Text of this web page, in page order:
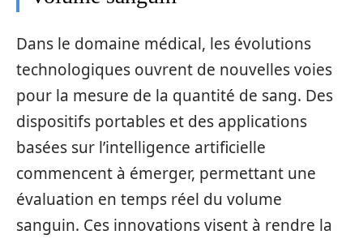
Dans le domaine médical, les évolutions
technologiques ouvrent de nouvelles voies
pour la mesure de la quantité de sang. Des
dispositifs portables et des applications
basées sur l’intelligence artificielle
commencent à émerger, permettant une
évaluation en temps réel du volume
sanguin. Ces innovations visent à rendre la